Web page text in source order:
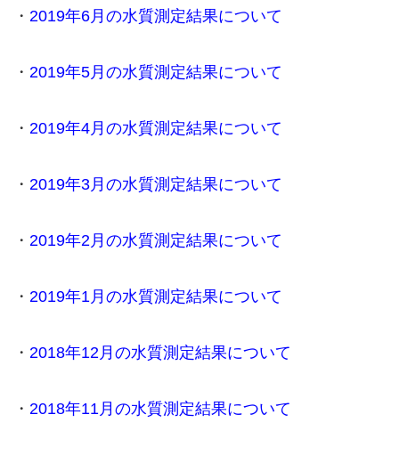
・ 2019年6月の水質測定結果について
・ 2019年5月の水質測定結果について
・ 2019年4月の水質測定結果について
・ 2019年3月の水質測定結果について
・ 2019年2月の水質測定結果について
・ 2019年1月の水質測定結果について
・ 2018年12月の水質測定結果について
・ 2018年11月の水質測定結果について